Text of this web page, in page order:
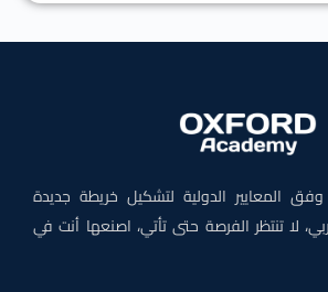
المعايير الدولية لتشكيل خريطة جديدة
لا تنتظر الفرصة حتى تأتي، اصنعها أنت في